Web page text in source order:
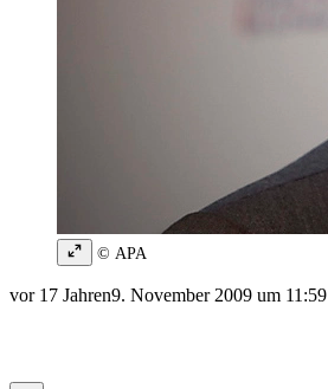
© APA
vor 17 Jahren9. November 2009 um 11:59